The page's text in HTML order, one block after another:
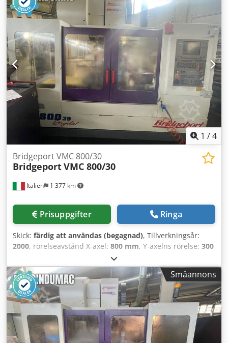
1 /4
Italien 1 377 km
Bridgeport VMC 800/30
BridgeportVMC 800/30
Prisuppgifter Ringa
Skick: färdig att användas (begagnad), Tillverkningsår:
2000, rörelseavstånd X-axel: 800 mm, Y-axelns rörelse: 300
500 mm
HEIDENHAIN, kontrollermodell:426, spindelhastighet
(max):10 000 varv/min, antal platser i verktygsmagasinet:
30, antal axlar:
, Denna 5-axliga Bridgeport VMC 800/30
tillverkades år 2000. Den har ett X-axelslag på 800 mm, ett
Y-axelslag på 300 mm och ett Z-axelslag på 500 mm.
Maskinen är utrustad med en HEIDENHAIN 426-styrning
och har 30 verktygspositioner samt en BT40-
Småannons